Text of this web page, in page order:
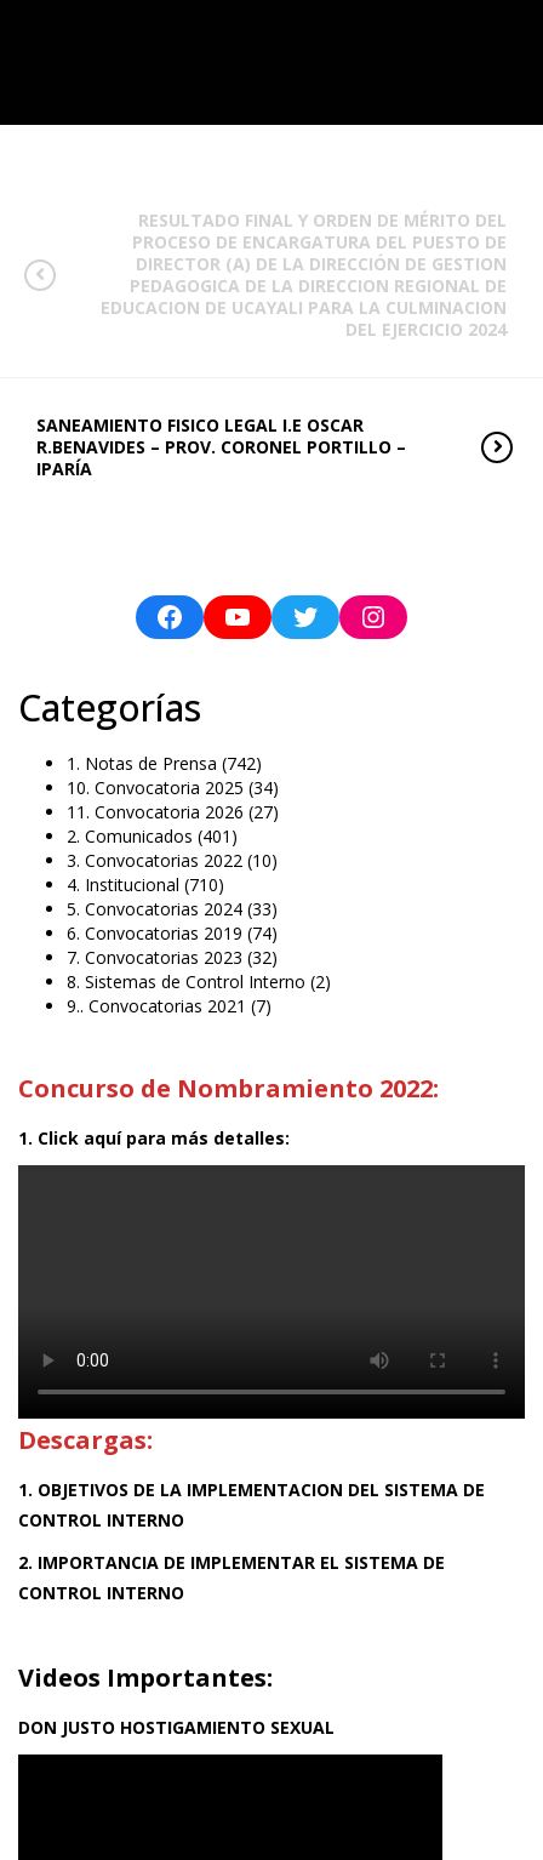
RESULTADO FINAL Y ORDEN DE MÉRITO DEL
PROCESO DE ENCARGATURA DEL PUESTO DE
DIRECTOR (A) DE LA DIRECCIÓN DE GESTION
PEDAGOGICA DE LA DIRECCION REGIONAL DE
EDUCACION DE UCAYALI PARA LA CULMINACION
DEL EJERCICIO 2024
SANEAMIENTO FISICO LEGAL I.E OSCAR
R.BENAVIDES – PROV. CORONEL PORTILLO –
IPARÍA
Categorías
1. Notas de Prensa (742)
10. Convocatoria 2025 (34)
11. Convocatoria 2026 (27)
2. Comunicados (401)
3. Convocatorias 2022 (10)
4. Institucional (710)
5. Convocatorias 2024 (33)
6. Convocatorias 2019 (74)
7. Convocatorias 2023 (32)
8. Sistemas de Control Interno (2)
9.. Convocatorias 2021 (7)
Concurso de Nombramiento 2022:
1. Click aquí para más detalles:
Descargas:
1. OBJETIVOS DE LA IMPLEMENTACION DEL SISTEMA DE
CONTROL INTERNO
2. IMPORTANCIA DE IMPLEMENTAR EL SISTEMA DE
CONTROL INTERNO
Videos Importantes:
DON JUSTO HOSTIGAMIENTO SEXUAL